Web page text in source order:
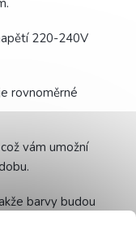
220-240V
rovnoměrné
vám umožní
barvy budou